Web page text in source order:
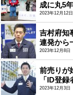
成に丸5
2023年12月12日
吉村府知
連発から
2023年12月8日
前売りが
「ID登
2023年12月3日